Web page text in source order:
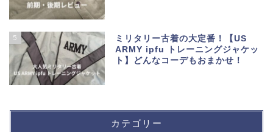
5
ミリタリー古着の大定番！【US
ARMY ipfu トレーニングジャケッ
ト】どんなコーデもおまかせ！
カテゴリー